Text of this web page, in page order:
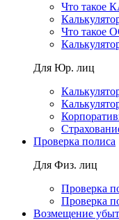
Что такое
Что такое
Для Юр. лиц
Проверка полиса
Для Физ. лиц
Проверка
Проверка
Возмещение